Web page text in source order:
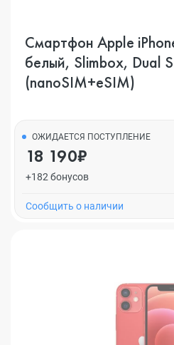
Смартфон Apple
белый, Slimbox, Dual
(nanoSIM+eSIM)
ОЖИДАЕТСЯ ПОСТУПЛЕНИЕ
18 190₽
+182 бонусов
Cообщить о наличии